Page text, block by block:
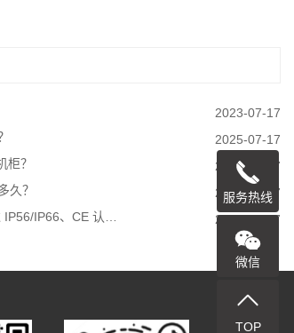
2023-07-17
2025-07-17
柜？
2023-07-17
久？
2023-07-17
IP66、CE 认… 2023-07-17
服务热线
微信
TOP